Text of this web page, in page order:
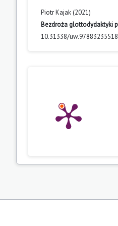
Piotr Kajak (2021)
Bezdroża glottodydaktyki
10.31338/